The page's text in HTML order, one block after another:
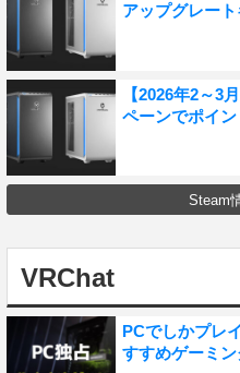
アップグレー
【2026年2～3
ペーンでポイ
Steam
VRChat
PCでしかプレ
すすめゲーミ